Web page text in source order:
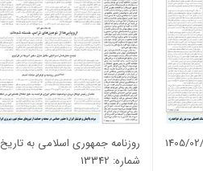
روزنامه جمهوری اسلامی به تاریخ 1405/02/06
شماره: 13342